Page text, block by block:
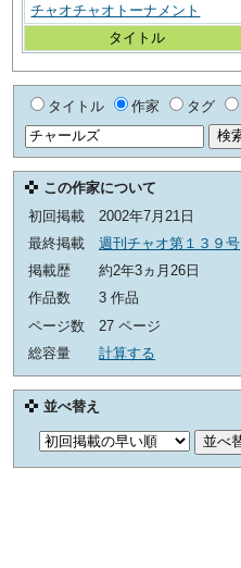
タイトル
チャオチャオトーナメント
タイトル 作家 タグ
この作家について
初回掲載
2002年7月21日
最終掲載
週刊チャオ第１３９号
掲載歴
約2年3ヵ月26日
作品数
3 作品
ページ数
27 ページ
総容量
計算する
並べ替え